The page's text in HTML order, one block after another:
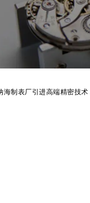
制表厂引进高端精密技